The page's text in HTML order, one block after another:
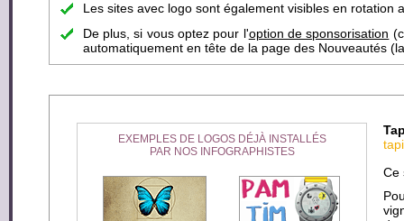
Les sites avec logo sont également visibles en
De plus, si vous optez pour l'option de sponsorisation
automatiquement en tête de la page des Nouveautés
EXEMPLES DE LOGOS DÉJÀ INSTALLÉS
PAR NOS INFOGRAPHISTES
Ce